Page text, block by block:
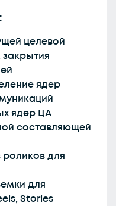
целевой
ядер
ядер ЦА
составляющей
для
для
Stories